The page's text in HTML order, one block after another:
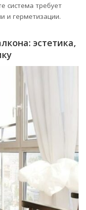
система требует
и герметизации.
эстетика,